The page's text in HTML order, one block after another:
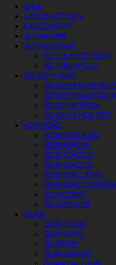
SALE
LADOS ACTIVE ∨
LADOS PRINT
ÁO DÀI NAM
ÁO THUN NAM
ÁO THUN CỔ TRÒN
ÁO THUN POLO
ÁO SƠ MI NAM
ÁO SƠ MI NAM TAY
ÁO SƠ MI NAM TAY
ÁO SƠ MI TRƠN
ÁO SƠ MI HỌA TIẾT
ÁO KHOÁC
ÁO KHOÁC KAKI
ÁO KHOÁC NỈ
ÁO KHOÁC DÙ
ÁO KHOÁC DA
ÁO KHOÁC JEAN
ÁO KHOÁC
ÁO HOODIE
ÁO SWEATER
QUẦN
QUẦN JEAN
QUẦN KAKI
QUẦN TÂY
QUẦN SHORT